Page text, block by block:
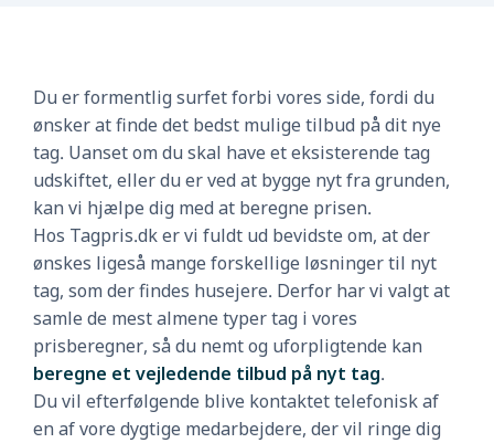
Du er formentlig surfet forbi vores side, fordi du
ønsker at finde det bedst mulige tilbud på dit nye
tag. Uanset om du skal have et eksisterende tag
udskiftet, eller du er ved at bygge nyt fra grunden,
kan vi hjælpe dig med at beregne prisen.
Hos Tagpris.dk er vi fuldt ud bevidste om, at der
ønskes ligeså mange forskellige løsninger til nyt
tag, som der findes husejere. Derfor har vi valgt at
samle de mest almene typer tag i vores
prisberegner, så du nemt og uforpligtende kan
beregne et vejledende tilbud på nyt tag.
Du vil efterfølgende blive kontaktet telefonisk af
en af vore dygtige medarbejdere, der vil ringe dig